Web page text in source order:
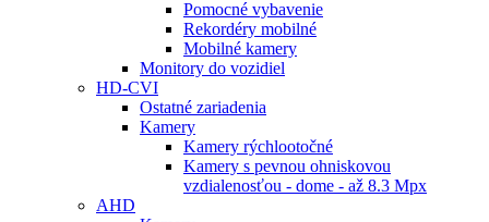
Pomocné vybavenie
Rekordéry mobilné
Mobilné kamery
Monitory do vozidiel
HD-CVI
Ostatné zariadenia
Kamery
Kamery rýchlootočné
Kamery s pevnou ohniskovou
vzdialenosťou - dome - až 8.3 Mpx
AHD